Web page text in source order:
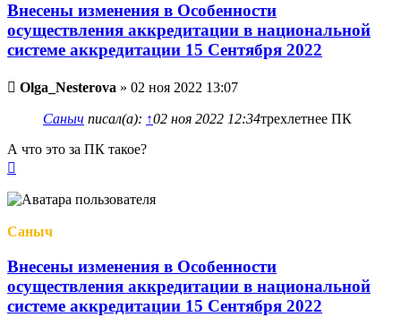
Внесены изменения в Особенности
осуществления аккредитации в национальной
системе аккредитации 15 Сентября 2022
Непрочитанное
сообщение
Olga_Nesterova » 02 ноя 2022 13:07
Саныч писал(а): ↑02 ноя 2022 12:34трехлетнее ПК
А что это за ПК такое?
началу
Саныч
Внесены изменения в Особенности
осуществления аккредитации в национальной
системе аккредитации 15 Сентября 2022